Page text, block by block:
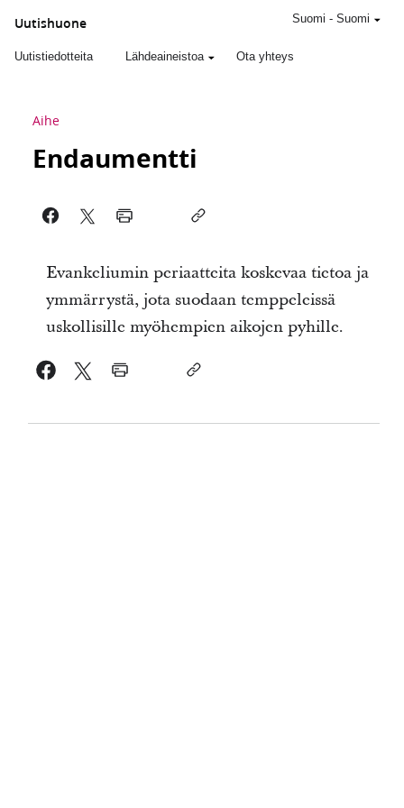
Uutishuone
Uutistiedotteita Lähdeaineistoa Ota yhteys
Suomi - Suomi
Aihe
Endaumentti
Evankeliumin periaatteita koskevaa tietoa ja
ymmärrystä, jota suodaan temppeleissä
uskollisille myöhempien aikojen pyhille.